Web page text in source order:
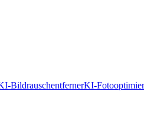
BildrauschentfernerKI-